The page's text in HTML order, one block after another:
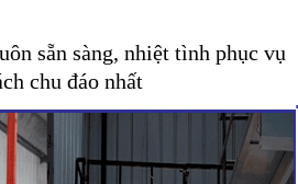
sẵn sàng, nhiệt tình phục vụ
chu đáo nhất